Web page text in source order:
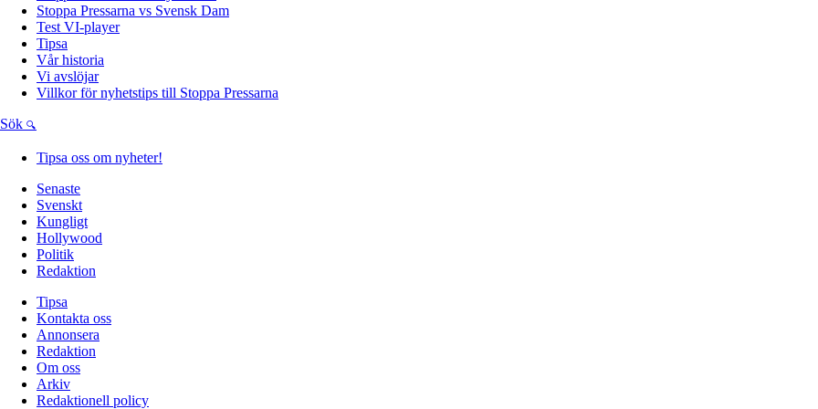
Stoppa Pressarna vs Svensk Dam
Test VI-player
Tipsa
Vår historia
Vi avslöjar
Villkor för nyhetstips till Stoppa Pressarna
Sök
Tipsa oss om nyheter!
Senaste
Svenskt
Kungligt
Hollywood
Politik
Redaktion
Tipsa
Kontakta oss
Annonsera
Redaktion
Om oss
Arkiv
Redaktionell policy